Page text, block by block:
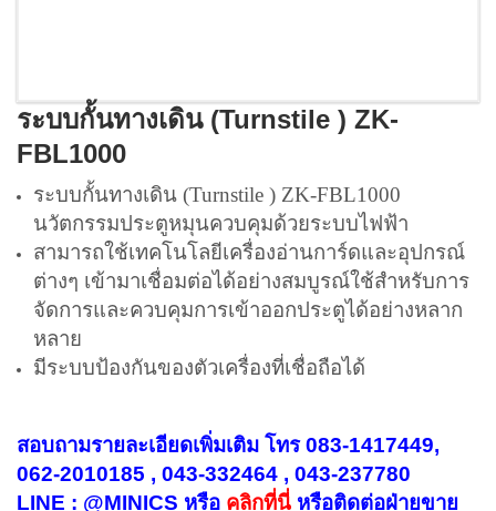
ระบบกั้นทางเดิน (Turnstile ) ZK-
FBL1000
ระบบกั้นทางเดิน (Turnstile ) ZK-FBL1000
นวัตกรรมประตูหมุนควบคุมด้วยระบบไฟฟ้า
สามารถใช้เทคโนโลยีเครื่องอ่านการ์ดและอุปกรณ์
ต่างๆ เข้ามาเชื่อมต่อได้อย่างสมบูรณ์ใช้สำหรับการ
จัดการและควบคุมการเข้าออกประตูได้อย่างหลาก
หลาย
มีระบบป้องกันของตัวเครื่องที่เชื่อถือได้
สอบถามรายละเอียดเพิ่มเติม โทร 083-1417449,
062-2010185 , 043-332464 , 043-237780
LINE : @MINICS หรือ คลิกที่นี่ หรือติดต่อฝ่ายขาย